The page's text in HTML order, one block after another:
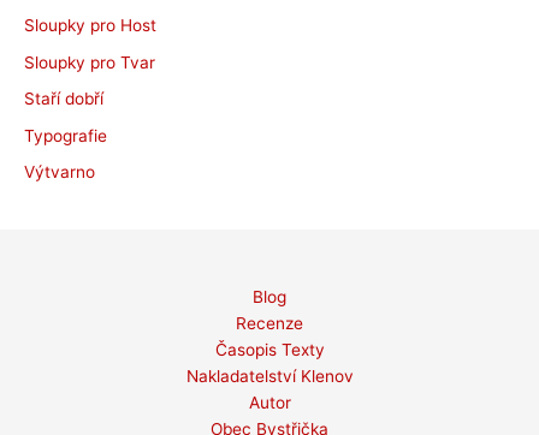
Sloupky pro Host
Sloupky pro Tvar
Staří dobří
Typografie
Výtvarno
Blog
Recenze
Časopis Texty
Nakladatelství Klenov
Autor
Obec Bystřička